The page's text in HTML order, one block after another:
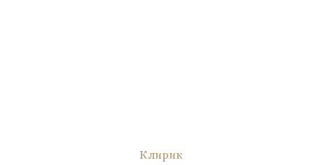
Клирик